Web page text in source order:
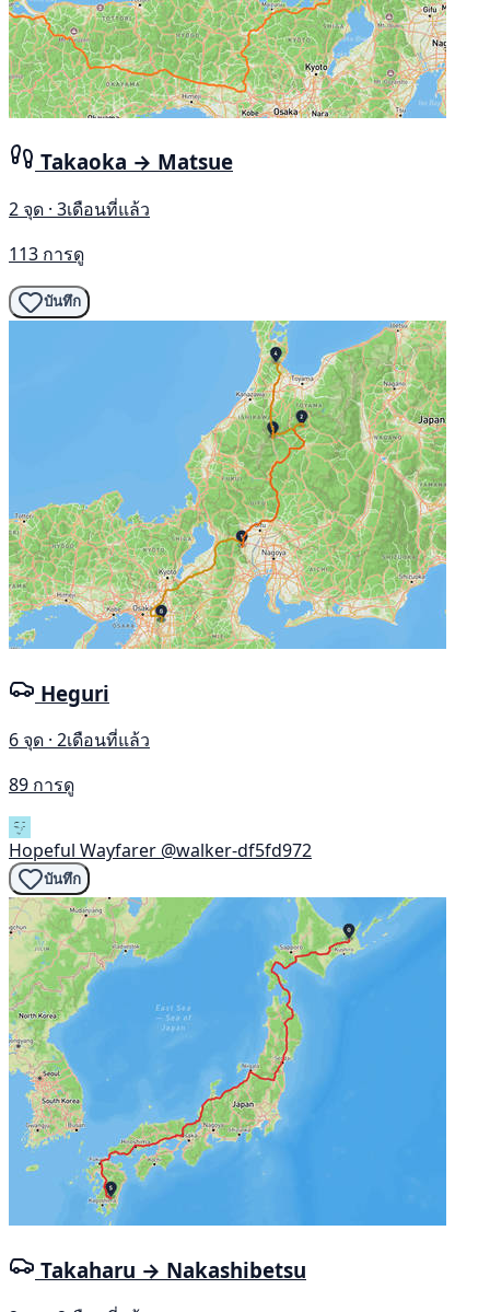
Takaoka → Matsue
2 จุด · 3เดือนที่แล้ว
113 การดู
บันทึก
Heguri
6 จุด · 2เดือนที่แล้ว
89 การดู
Hopeful Wayfarer @walker-df5fd972
บันทึก
Takaharu → Nakashibetsu